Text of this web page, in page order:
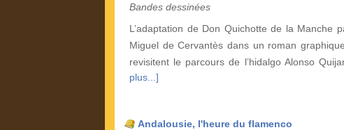
Bandes dessinées
L’adaptation de Don Quichotte de la Manche
Miguel de Cervantès dans un roman
revisitent le parcours de l’hidalgo Alonso
plus...]
Andalousie, l'heure du flamenco